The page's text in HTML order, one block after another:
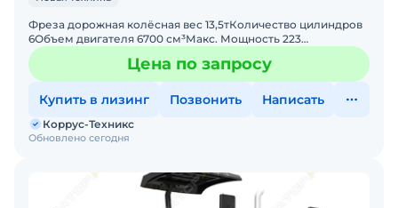
Фреза дорожная колёсная вес 13,5тКоличество цилиндров
6Объем двигателя 6700 см³Макс. Мощность 223
л.с.Используемое топливо ДизельДвигатель CUMMINS 164
кВтЭ
Цена по запросу
Купить в лизинг Позвонить Написать
Обновлено сегодня
Коррус-Техникс